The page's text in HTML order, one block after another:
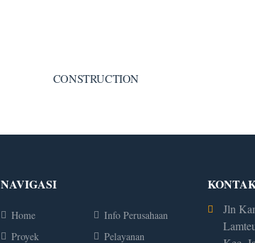
CONSTRUCTION
NAVIGASI
Home
Info Perusahaan
Proyek
Pelayanan
Jln